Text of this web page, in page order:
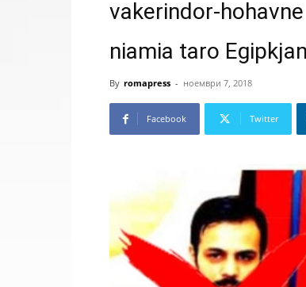
vakerindor-
niamia taro
By romapress - ноември 7, 2018
Facebook Twitter